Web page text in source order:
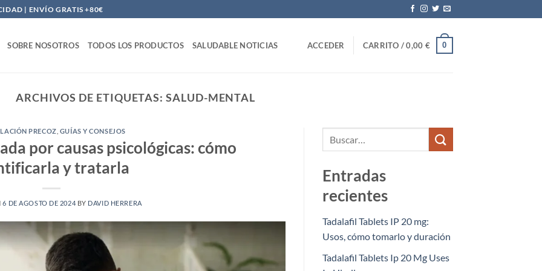
| ENVÍO GRATIS +80€
SOBRE NOSOTROS TODOS LOS PRODUCTOS SALUDABLE NOTICIAS ACCEDER CARRITO /0,00 € 0
ARCHIVOS DE ETIQUETAS:SALUD-MENTAL
PRECOZ GUÍAS Y CONSEJOS
por causas psicológicas: cómo
y tratarla
6 DE AGOSTO DE 2024 BY DAVID HERRERA
Entradas
recientes
Tadalafil Tablets IP 20 mg:
Usos, cómo tomarlo y duración
Tadalafil Tablets Ip 20 Mg Uses